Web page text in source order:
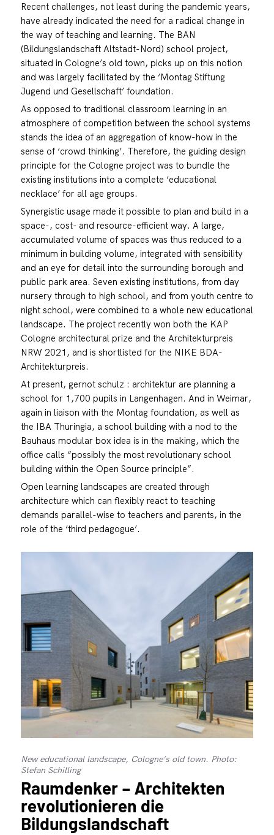
Recent challenges, not least during the pandemic years,
have already indicated the need for a radical change in
the way of teaching and learning. The BAN
(Bildungslandschaft Altstadt-Nord) school project,
situated in Cologne’s old town, picks up on this notion
and was largely facilitated by the ‘Montag Stiftung
Jugend und Gesellschaft’ foundation.
As opposed to traditional classroom learning in an
atmosphere of competition between the school systems
stands the idea of an aggregation of know-how in the
sense of ‘crowd thinking’. Therefore, the guiding design
principle for the Cologne project was to bundle the
existing institutions into a complete ‘educational
necklace’ for all age groups.
Synergistic usage made it possible to plan and build in a
space-, cost- and resource-efficient way. A large,
accumulated volume of spaces was thus reduced to a
minimum in building volume, integrated with sensibility
and an eye for detail into the surrounding borough and
public park area. Seven existing institutions, from day
nursery through to high school, and from youth centre to
night school, were combined to a whole new educational
landscape. The project recently won both the KAP
Cologne architectural prize and the Architekturpreis
NRW 2021, and is shortlisted for the NIKE BDA-
Architekturpreis.
At present, gernot schulz : architektur are planning a
school for 1,700 pupils in Langenhagen. And in Weimar,
again in liaison with the Montag foundation, as well as
the IBA Thuringia, a school building with a nod to the
Bauhaus modular box idea is in the making, which the
office calls “possibly the most revolutionary school
building within the Open Source principle”.
Open learning landscapes are created through
architecture which can flexibly react to teaching
demands parallel-wise to teachers and parents, in the
role of the ‘third pedagogue’.
New educational landscape, Cologne’s old town. Photo:
Stefan Schilling
Raumdenker – Architekten
revolutionieren die
Bildungslandschaft